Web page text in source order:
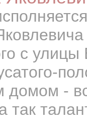
с
домом -